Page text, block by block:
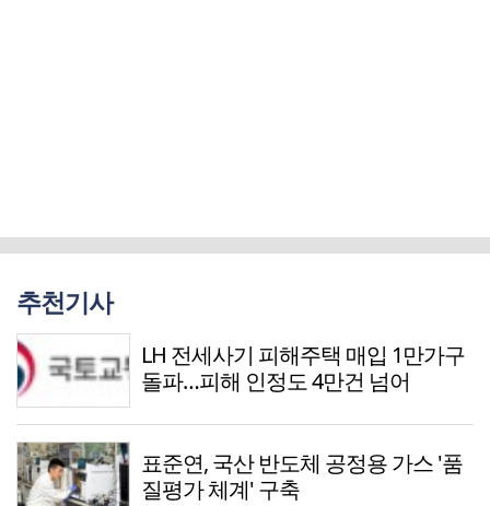
추천기사
LH 전세사기 피해주택 매입 1만가구
돌파…피해 인정도 4만건 넘어
표준연, 국산 반도체 공정용 가스 '품
질평가 체계' 구축